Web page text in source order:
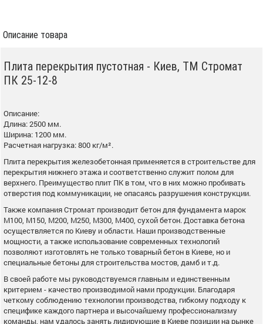
Описание товара
Плита перекрытия пустотная - Киев, ТМ Стромат
ПК 25-12-8
Описание:
Длина: 2500 мм.
Ширина: 1200 мм.
Расчетная нагрузка: 800 кг/м².
Плита перекрытия железобетонная применяется в строительстве для
перекрытия нижнего этажа и соответственно служит полом для
верхнего. Преимущество плит ПК в том, что в них можно пробивать
отверстия под коммуникации, не опасаясь разрушения конструкции.
Также компания Стромат производит бетон для фундамента марок
М100, М150, М200, М250, М300, М400, сухой бетон. Доставка бетона
осуществляется по Киеву и области. Наши производственные
мощности, а также использование современных технологий
позволяют изготовлять не только товарный бетон в Киеве, но и
специальные бетоны для строительства мостов, дамб и т.д.
В своей работе мы руководствуемся главным и единственным
критерием - качество производимой нами продукции. Благодаря
четкому соблюдению технологии производства, гибкому подходу к
специфике каждого партнера и высочайшему профессионализму
команды, нам удалось занять лидирующие в Киеве позиции на рынке